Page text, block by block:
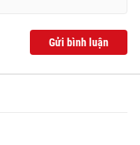
Gửi bình luận